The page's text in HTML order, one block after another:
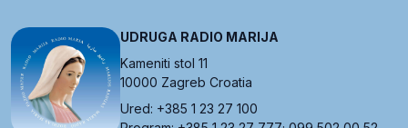
UDRUGA RADIO MARIJA
Kameniti stol 11
10000 Zagreb Croatia
Ured: +385 1 23 27 100